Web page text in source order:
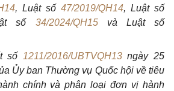
, Luật số 47/2019/QH14, Luật số
số 34/2024/QH15và Luật số
số 1211/2016/UBTVQH13ngày 25
Ủy ban Thường vụ Quốc hội về tiêu
chính và phân loại đơn vị hành